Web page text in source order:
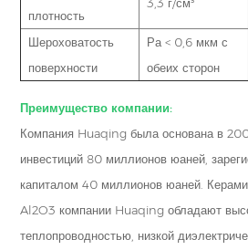
плотность
Шероховатость
поверхности
Ра < 0,6 мкм с
обеих сторон
Преимущество компании:
Компания Huaqing была основана в
инвестиций 80 миллионов юаней,
капиталом 40 миллионов юаней.
Al2O3 компании Huaqing обладают
теплопроводностью, низкой